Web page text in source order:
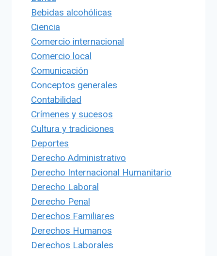
Bebidas alcohólicas
Ciencia
Comercio internacional
Comercio local
Comunicación
Conceptos generales
Contabilidad
Crímenes y sucesos
Cultura y tradiciones
Deportes
Derecho Administrativo
Derecho Internacional Humanitario
Derecho Laboral
Derecho Penal
Derechos Familiares
Derechos Humanos
Derechos Laborales